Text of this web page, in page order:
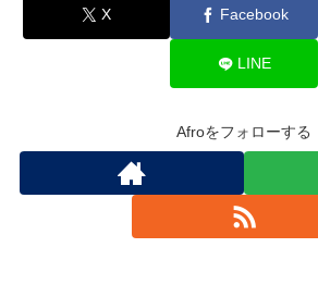
X Facebook
LINE
Afroをフォローする